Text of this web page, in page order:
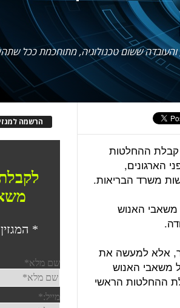
מש"א, והעובדה ששום טכנולוגיה, מתוחכמת ככל
קבלת ההחלטות
הארגונים,
משרד הבריאות.
משאבי האנוש
אלא למעשה את
משאבי האנוש
ההחלטות הראשי
הרשמה